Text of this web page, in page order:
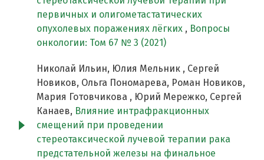
первичных и олигометастатических
опухолевых поражениях лёгких , Вопросы
онкологии: Том 67 № 3 (2021)
Николай Ильин, Юлия Мельник , Сергей
Новиков, Ольга Пономарева, Роман Новиков,
Мария Готовчикова , Юрий Мережко, Сергей
Канаев, Влияние интрафракционных
смещений при проведении
стереотаксической лучевой терапии рака
предстательной железы на финальное